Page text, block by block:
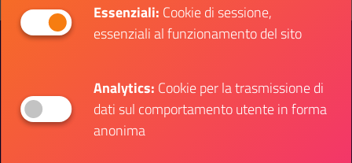
Contatti
Essenziali: Cookie di sessione,
essenziali al funzionamento del sito
Analytics: Cookie per la trasmissione di
dati sul comportamento utente in forma
anonima